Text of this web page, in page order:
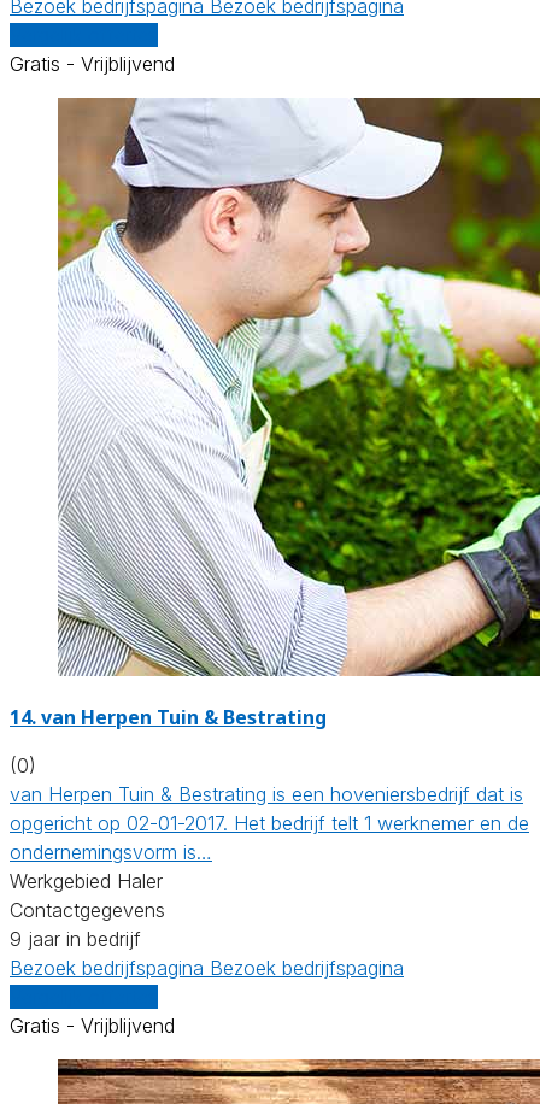
Bezoek bedrijfspagina Bezoek bedrijfspagina
Gratis - Vrijblijvend
14.van Herpen Tuin & Bestrating
(0)
van Herpen Tuin & Bestrating is een hoveniersbedrijf dat is
opgericht op 02-01-2017. Het bedrijf telt 1 werknemer en de
ondernemingsvorm is…
Werkgebied Haler
Contactgegevens
9 jaar in bedrijf
Bezoek bedrijfspagina Bezoek bedrijfspagina
Gratis - Vrijblijvend